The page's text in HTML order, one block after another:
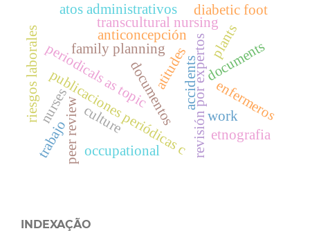
documentos
periodicals as topic revisión por expertos
publicaciones periódicas c
transcultural nursing
family planning
anticoncepción
atos administrativos
peer review
documents
nurses enfermeros
accidents
occupational
riesgos laborales
diabetic foot
etnografia
atitudes
culture
plants
work
trabajo
INDEXAÇÃO